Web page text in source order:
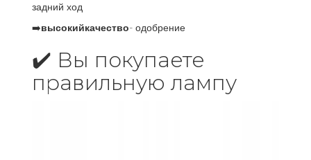
задний ход
➡️высокийкачество- одобрение
✔️ Вы покупаете
правильную лампу